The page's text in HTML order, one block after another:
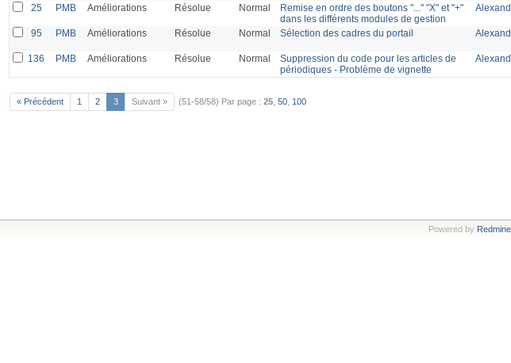
25 PMB Améliorations Résolue Normal
Remise en ordre des boutons "..." "X" et "+"
dans les différents modules de gestion
95 PMB Améliorations Résolue Normal Sélection des cadres du portail
136 PMB Améliorations Résolue Normal
Suppression du code pour les articles de
périodiques - Problème de vignette
« Précédent 1 2 3 Suivant » (51-58/58) Par page : 25 50 100
Powered by Redmine